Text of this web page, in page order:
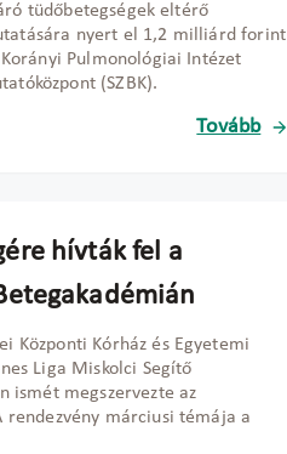
tüdőbetegségek eltérő
nyert el 1,2 milliárd forint
Pulmonológiai Intézet
(SZBK).
Tovább
hívták fel a
Központi Kórház és Egyetemi
Liga Miskolci Segítő
ismét megszervezte az
rendezvény márciusi témája a